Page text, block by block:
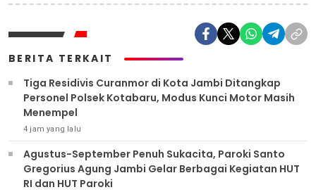
BERITA TERKAIT
Tiga Residivis Curanmor di Kota Jambi Ditangkap
Personel Polsek Kotabaru, Modus Kunci Motor Masih
Menempel
4 jam yang lalu
Agustus-September Penuh Sukacita, Paroki Santo
Gregorius Agung Jambi Gelar Berbagai Kegiatan HUT
RI dan HUT Paroki